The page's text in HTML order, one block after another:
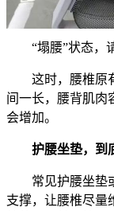
“塌腰”状态，
这时，腰椎原有
间一长，腰背肌肉
会增加。
护腰坐垫，到
常见护腰坐垫或
支撑，让腰椎尽量